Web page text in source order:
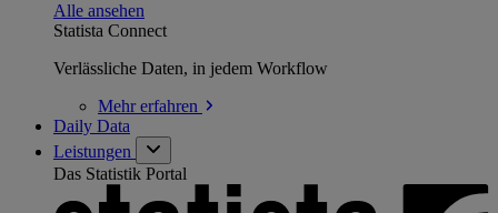
Alle ansehen
Statista Connect
Verlässliche Daten, in jedem Workflow
Mehrerfahren
Daily Data
Leistungen
Das Statistik Portal